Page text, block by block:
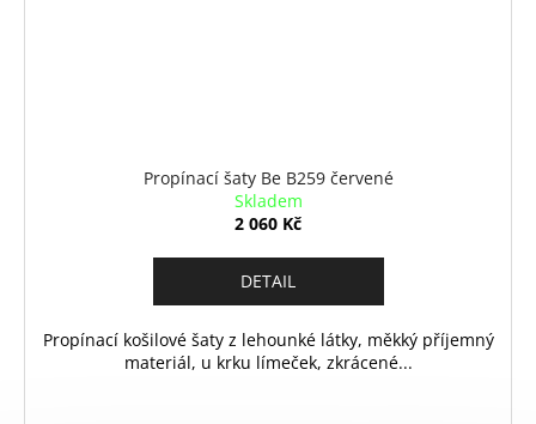
Propínací šaty Be B259 červené
Skladem
2 060 Kč
DETAIL
Propínací košilové šaty z lehounké látky, měkký příjemný
materiál, u krku límeček, zkrácené...